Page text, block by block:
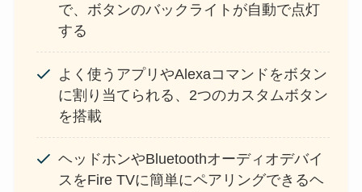
で、ボタンのバックライトが自動で点灯
する
よく使うアプリやAlexaコマンドをボタン
に割り当てられる、2つのカスタムボタン
を搭載
ヘッドホンやBluetoothオーディオデバイ
スをFire TVに簡単にペアリングできるヘ